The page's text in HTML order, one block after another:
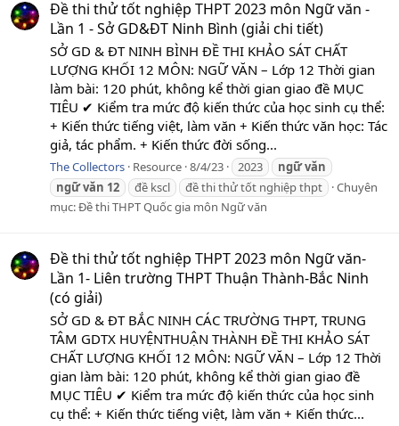
Đề thi thử tốt nghiệp THPT 2023 môn Ngữ văn -
Lần 1 - Sở GD&ĐT Ninh Bình (giải chi tiết)
SỞ GD & ĐT NINH BÌNH ĐỀ THI KHẢO SÁT CHẤT
LƯỢNG KHỐI 12 MÔN: NGỮ VĂN – Lớp 12 Thời gian
làm bài: 120 phút, không kể thời gian giao đề MỤC
TIÊU ✔ Kiểm tra mức độ kiến thức của học sinh cụ thể:
+ Kiến thức tiếng việt, làm văn + Kiến thức văn học: Tác
giả, tác phẩm. + Kiến thức đời sống...
The Collectors Resource 8/4/23 2023 ngữvăn
ngữvăn 12 đề kscl đề thi thử tốt nghiệp thpt
Chuyên
mục:Đề thi THPT Quốc gia môn Ngữ văn
Đề thi thử tốt nghiệp THPT 2023 môn Ngữ văn-
Lần 1- Liên trường THPT Thuận Thành-Bắc Ninh
(có giải)
SỞ GD & ĐT BẮC NINH CÁC TRƯỜNG THPT, TRUNG
TÂM GDTX HUYỆNTHUẬN THÀNH ĐỀ THI KHẢO SÁT
CHẤT LƯỢNG KHỐI 12 MÔN: NGỮ VĂN – Lớp 12 Thời
gian làm bài: 120 phút, không kể thời gian giao đề
MỤC TIÊU ✔ Kiểm tra mức độ kiến thức của học sinh
cụ thể: + Kiến thức tiếng việt, làm văn + Kiến thức...